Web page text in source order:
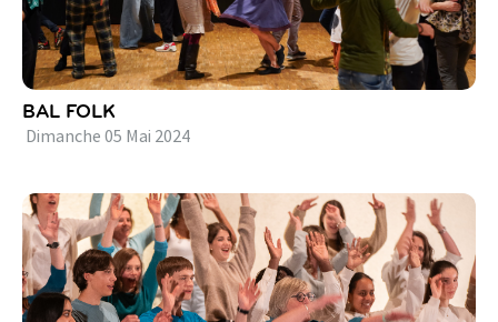
BAL FOLK
Dimanche 05 Mai 2024